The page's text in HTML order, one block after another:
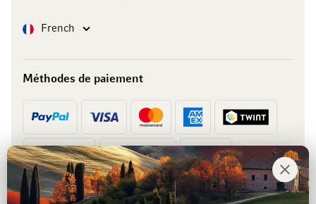
LangueFrench
Méthodes de paiement
Prépaiement Facture